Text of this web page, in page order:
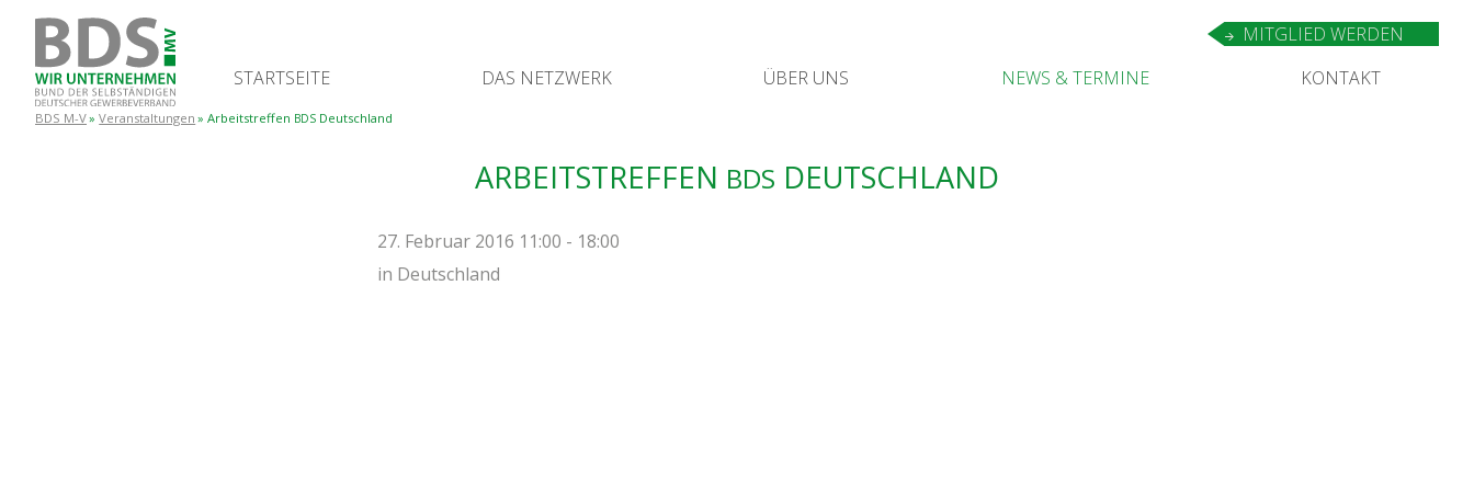
START­SEI­TE DAS NETZ­WERK ÜBER UNS NEWS &TERMINE KON­TAKT
MIT­GLIED WERDEN
BDS M-V Veranstaltungen Arbeits­tref­fen BDS Deutschland
ARBEITS­TREF­FEN BDS DEUTSCHLAND
27. Februar 2016 11:00 - 18:00
in Deutschland